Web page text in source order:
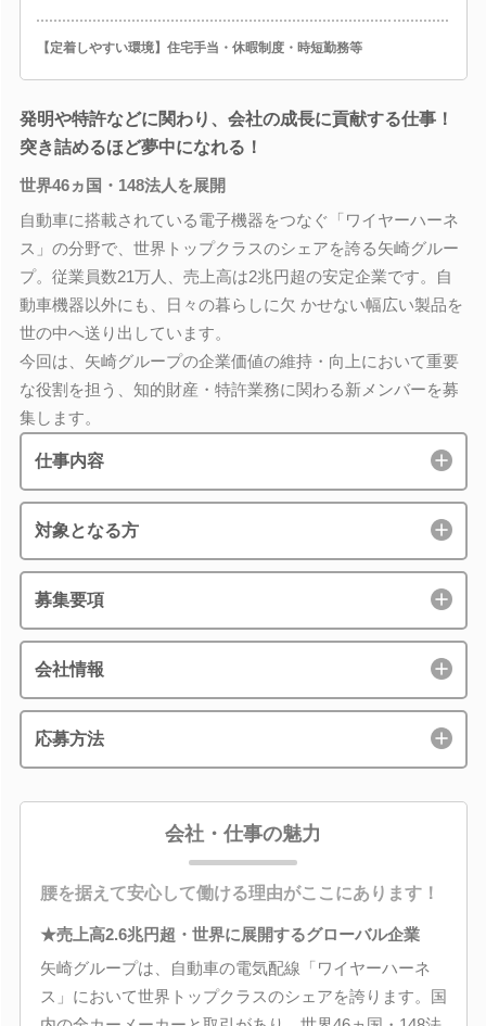
【定着しやすい環境】住宅手当・休暇制度・時短勤務等
発明や特許などに関わり、会社の成長に貢献する仕事！
突き詰めるほど夢中になれる！
世界46ヵ国・148法人を展開
自動車に搭載されている電子機器をつなぐ「ワイヤーハーネ
ス」の分野で、世界トップクラスのシェアを誇る矢崎グルー
プ。従業員数21万人、売上高は2兆円超の安定企業です。自
動車機器以外にも、日々の暮らしに欠 かせない幅広い製品を
世の中へ送り出しています。
今回は、矢崎グループの企業価値の維持・向上において重要
な役割を担う、知的財産・特許業務に関わる新メンバーを募
集します。
仕事内容
対象となる方
募集要項
会社情報
応募方法
会社・仕事の魅力
腰を据えて安心して働ける理由がここにあります！
★売上高2.6兆円超・世界に展開するグローバル企業
矢崎グループは、自動車の電気配線「ワイヤーハーネ
ス」において世界トップクラスのシェアを誇ります。国